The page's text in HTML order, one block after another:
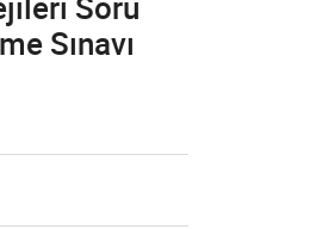
Soru
Sınavı